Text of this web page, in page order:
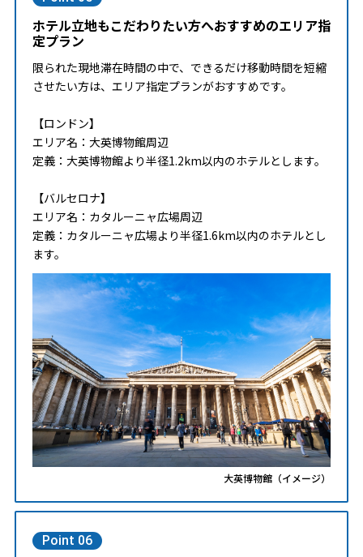
ホテル立地もこだわりたい方へおすすめのエリア指
定プラン
限られた現地滞在時間の中で、できるだけ移動時間を短縮
させたい方は、エリア指定プランがおすすめです。
【ロンドン】
エリア名：大英博物館周辺
定義：大英博物館より半径1.2km以内のホテルとします。
【バルセロナ】
エリア名：カタルーニャ広場周辺
定義：カタルーニャ広場より半径1.6km以内のホテルとし
ます。
大英博物館（イメージ）
Point 06